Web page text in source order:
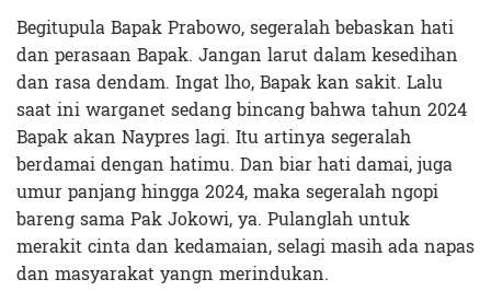
Begitupula Bapak Prabowo, segeralah bebaskan hati
dan perasaan Bapak. Jangan larut dalam kesedihan
dan rasa dendam. Ingat lho, Bapak kan sakit. Lalu
saat ini warganet sedang bincang bahwa tahun 2024
Bapak akan Naypres lagi. Itu artinya segeralah
berdamai dengan hatimu. Dan biar hati damai, juga
umur panjang hingga 2024, maka segeralah ngopi
bareng sama Pak Jokowi, ya. Pulanglah untuk
merakit cinta dan kedamaian, selagi masih ada napas
dan masyarakat yangn merindukan.